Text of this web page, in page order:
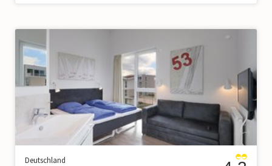
Deutschland